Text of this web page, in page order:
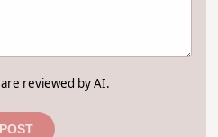
reviewed by AI.
POST